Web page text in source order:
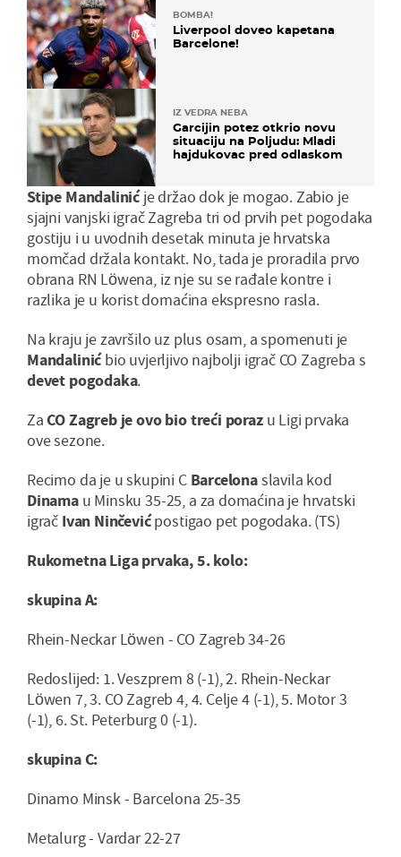
BOMBA!
Liverpool doveo kapetana
Barcelone!
IZ VEDRA NEBA
Garcijin potez otkrio novu
situaciju na Poljudu: Mladi
hajdukovac pred odlaskom
Stipe Mandalinićje držao dok je mogao. Zabio je
sjajni vanjski igrač Zagreba tri od prvih pet pogodaka
gostiju i u uvodnih desetak minuta je hrvatska
momčad držala kontakt. No, tada je proradila prvo
obrana RN Löwena, iz nje su se rađale kontre i
razlika je u korist domaćina ekspresno rasla.
Na kraju je završilo uz plus osam, a spomenuti je
Mandalinićbio uvjerljivo najbolji igrač CO Zagreba s
devet pogodaka.
ZaCO Zagreb je ovo bio treći porazu Ligi prvaka
ove sezone.
Recimo da je u skupini C Barcelonaslavila kod
Dinama u Minsku 35-25, a za domaćina je hrvatski
igrač Ivan Ninčevićpostigao pet pogodaka. (TS)
Rukometna Liga prvaka, 5. kolo:
skupina A:
Rhein-Neckar Löwen - CO Zagreb 34-26
Redoslijed: 1. Veszprem 8 (-1), 2. Rhein-Neckar
Löwen 7, 3. CO Zagreb 4, 4. Celje 4 (-1), 5. Motor 3
(-1), 6. St. Peterburg 0 (-1).
skupina C:
Dinamo Minsk - Barcelona 25-35
Metalurg - Vardar 22-27